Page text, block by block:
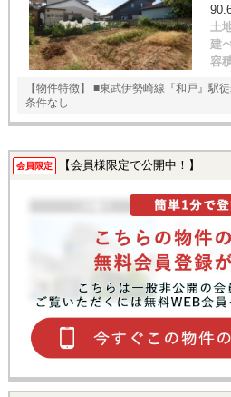
土
建
容
【物件特徴】 ■東武伊勢崎線『和戸』駅
条件なし
会員限定 【会員様限定で公開中！】